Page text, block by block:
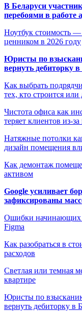
В Беларуси
перебоями в работе
Ноутбук стоимость —
ценником в 2026 году
Юристы по
вернуть дебиторку
Как выбрать
тех, кто строится или
Чистота офиса как
теряет клиентов из-за
Натяжные потолки
дизайн помещения
Как демонтаж
активом
Google усиливает
зафиксированы
Ошибки начинающих
Figma
Как разобраться в
расходов
Светлая или темная
квартире
Юристы по
вернуть дебиторку в